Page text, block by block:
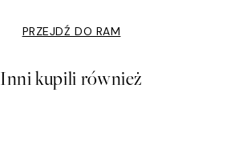
PRZEJDŹ DO RAM
Inni kupili również